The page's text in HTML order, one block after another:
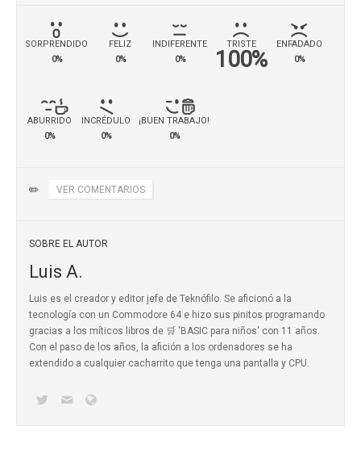
SORPRENDIDO
0%
FELIZ
0%
INDIFERENTE
0%
TRISTE
100%
ENFADADO
0%
ABURRIDO
0%
INCRÉDULO
0%
¡BUEN TRABAJO!
0%
✏️ VER COMENTARIOS
SOBRE EL AUTOR
Luis A.
Luis es el creador y editor jefe de Teknófilo. Se aficionó a la
tecnología con un Commodore 64 e hizo sus pinitos programando
gracias a los míticos libros de 🛒 'BASIC para niños' con 11 años.
Con el paso de los años, la afición a los ordenadores se ha
extendido a cualquier cacharrito que tenga una pantalla y CPU.